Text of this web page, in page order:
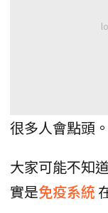
很多人會點頭。
大家可能不知
實是免疫系統